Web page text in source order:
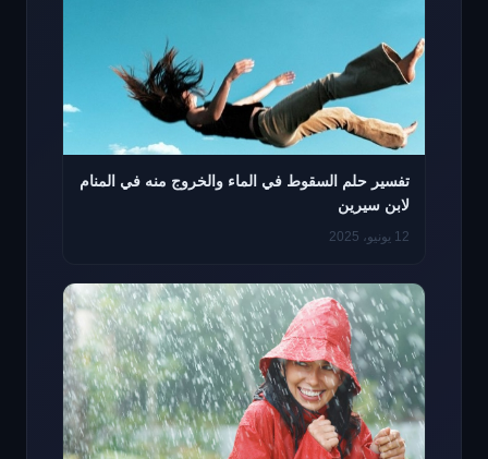
تفسير حلم السقوط في الماء والخروج منه في المنام
لابن سيرين
12 يونيو، 2025